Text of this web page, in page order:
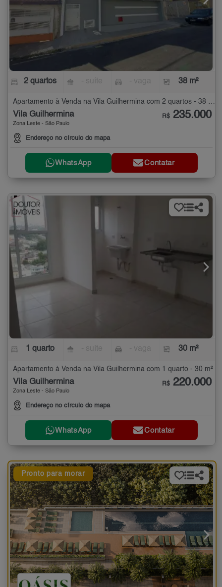
2 quartos 38 m²
Apartamento à Venda na Vila Guilhermina com 2 quartos - 38 m²
Vila Guilhermina
Zona Leste - São Paulo
Endereço no círculo do mapa
R$ 235.000
WhatsApp Contatar
1 quarto 30 m²
Apartamento à Venda na Vila Guilhermina com 1 quarto - 30 m²
Vila Guilhermina
Zona Leste - São Paulo
Endereço no círculo do mapa
R$ 220.000
WhatsApp Contatar
Pronto para morar